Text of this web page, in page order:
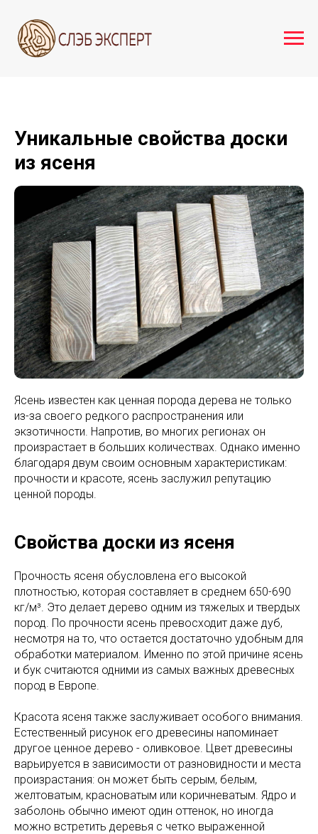
Уникальные свойства доски
из ясеня
Ясень известен как ценная порода дерева не только
из-за своего редкого распространения или
экзотичности. Напротив, во многих регионах он
произрастает в больших количествах. Однако именно
благодаря двум своим основным характеристикам:
прочности и красоте, ясень заслужил репутацию
ценной породы.
Свойства доски из ясеня
Прочность ясеня обусловлена его высокой
плотностью, которая составляет в среднем 650-690
кг/м³. Это делает дерево одним из тяжелых и твердых
пород. По прочности ясень превосходит даже дуб,
несмотря на то, что остается достаточно удобным для
обработки материалом. Именно по этой причине ясень
и бук считаются одними из самых важных древесных
пород в Европе.
Красота ясеня также заслуживает особого внимания.
Естественный рисунок его древесины напоминает
другое ценное дерево - оливковое. Цвет древесины
варьируется в зависимости от разновидности и места
произрастания: он может быть серым, белым,
желтоватым, красноватым или коричневатым. Ядро и
заболонь обычно имеют один оттенок, но иногда
можно встретить деревья с четко выраженной